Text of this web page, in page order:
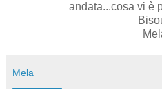
andata...cosa vi è
Mela